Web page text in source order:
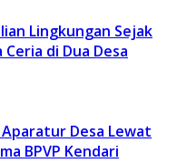
Lingkungan Sejak
di Dua Desa
Desa Lewat
BPVP Kendari